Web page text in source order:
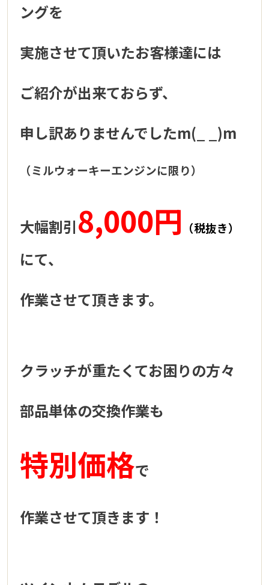
ングを
実施させて頂いたお客様達には
ご紹介が出来ておらず、
申し訳ありませんでしたm(_ _)m
（ミルウォーキーエンジンに限り）
大幅割引8,000円 （税抜き）
にて、
作業させて頂きます。
クラッチが重たくてお困りの方々
部品単体の交換作業も
特別価格で
作業させて頂きます！